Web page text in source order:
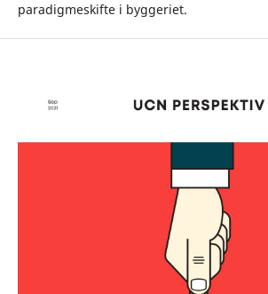
paradigmeskifte i byggeriet.